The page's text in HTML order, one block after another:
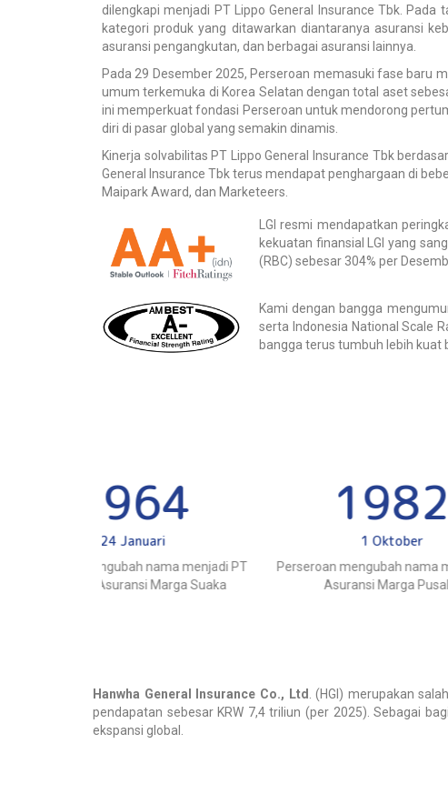
dilengkapi menjadi PT Lippo General Insurance Tbk. Pada
kategori produk yang ditawarkan diantaranya asuransi
asuransi pengangkutan, dan berbagai asuransi lainnya.
Pada 29 Desember 2025, Perseroan memasuki fase baru
umum terkemuka di Korea Selatan dengan total aset
ini memperkuat fondasi Perseroan untuk mendorong
diri di pasar global yang semakin dinamis.
Kinerja solvabilitas PT Lippo General Insurance Tbk
General Insurance Tbk terus mendapat penghargaan di
Maipark Award, dan Marketeers.
LGI resmi mendapatkan
kekuatan finansial LGI yang
(RBC) sebesar 304% per
Kami dengan bangga
serta Indonesia National Scale
bangga terus tumbuh lebih kuat
1982
Perseroan mengubah nama menjadi PT
Asuransi Marga Pusaka
Perseroan
Hanwha General Insurance Co., Ltd
. (HGI) merupakan
pendapatan sebesar KRW 7,4 triliun (per 2025). Sebagai
ekspansi global.